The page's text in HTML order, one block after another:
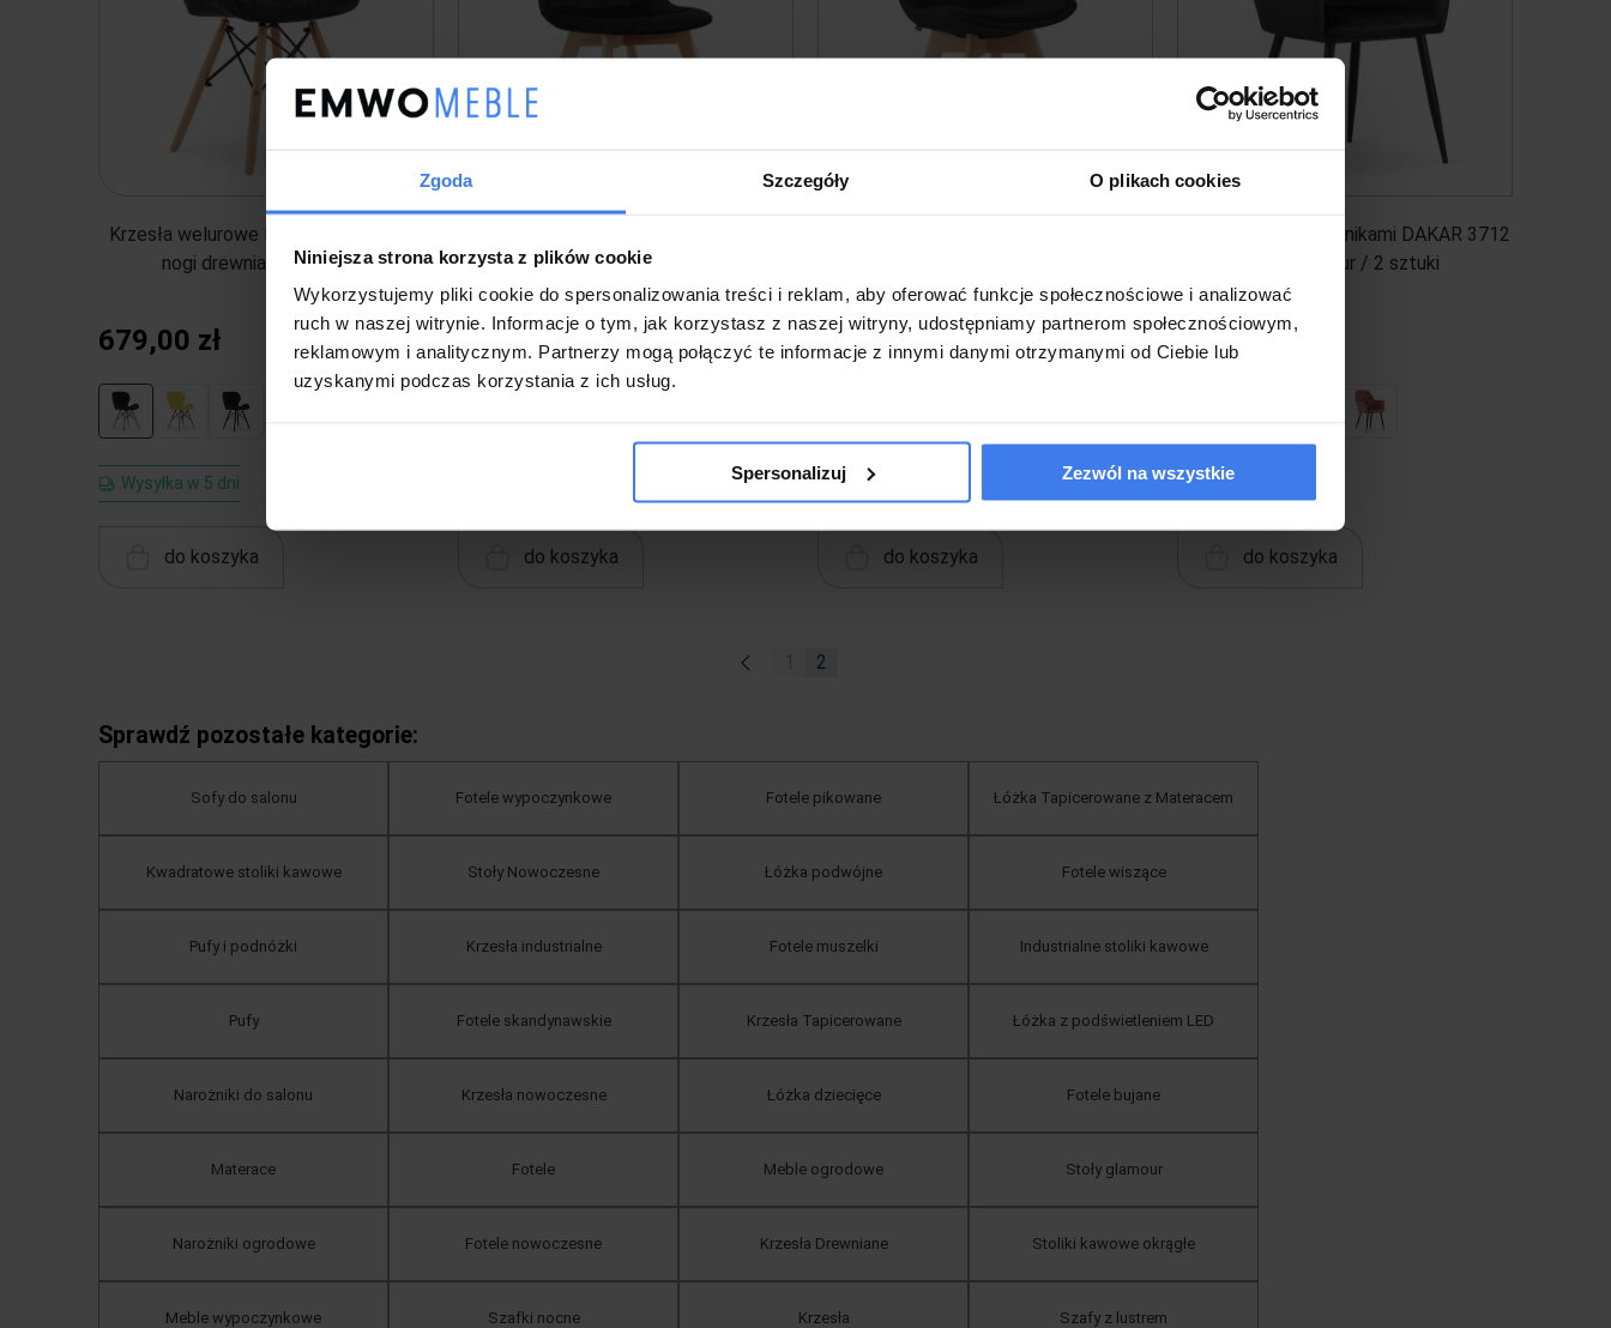
Zgoda Szczegóły O plikach cookies
Niniejsza strona korzysta z plików cookie
Wykorzystujemy pliki cookie do spersonalizowania treści i reklam, aby oferować funkcje społecznościowe i analizować
ruch w naszej witrynie. Informacje o tym, jak korzystasz z naszej witryny, udostępniamy partnerom społecznościowym,
reklamowym i analitycznym. Partnerzy mogą połączyć te informacje z innymi danymi otrzymanymi od Ciebie lub
uzyskanymi podczas korzystania z ich usług.
Spersonalizuj Zezwól na wszystkie
Krzesła welurowe LAGO 3372 czarne,
nogi drewniane / 4 sztuki
679,00 zł
Wysyłka w 5 dni
do koszyka
czarny welur / 4 sztuki
709,00 zł
do koszyka
729,00 zł
Wysyłka w 5 dni
do koszyka
Krzesła z podłokietnikami DAKAR 3712
czarny welur / 2 sztuki
859,00 zł
Wysyłka w 5 dni
do koszyka
« 2
Sprawdź pozostałe kategorie:
Sofy do salonu Fotele wypoczynkowe Fotele pikowane Łóżka Tapicerowane z Materacem
Kwadratowe stoliki kawowe Stoły Nowoczesne Łóżka podwójne Fotele wiszące
Pufy i podnóżki Krzesła industrialne Fotele muszelki Industrialne stoliki kawowe
Pufy Fotele skandynawskie Krzesła Tapicerowane Łóżka z podświetleniem LED
Narożniki do salonu Krzesła nowoczesne Łóżka dziecięce Fotele bujane
Materace Fotele Meble ogrodowe Stoły glamour
Narożniki ogrodowe Fotele nowoczesne Krzesła Drewniane Stoliki kawowe okrągłe
Meble wypoczynkowe Szafki nocne Krzesła Szafy z lustrem